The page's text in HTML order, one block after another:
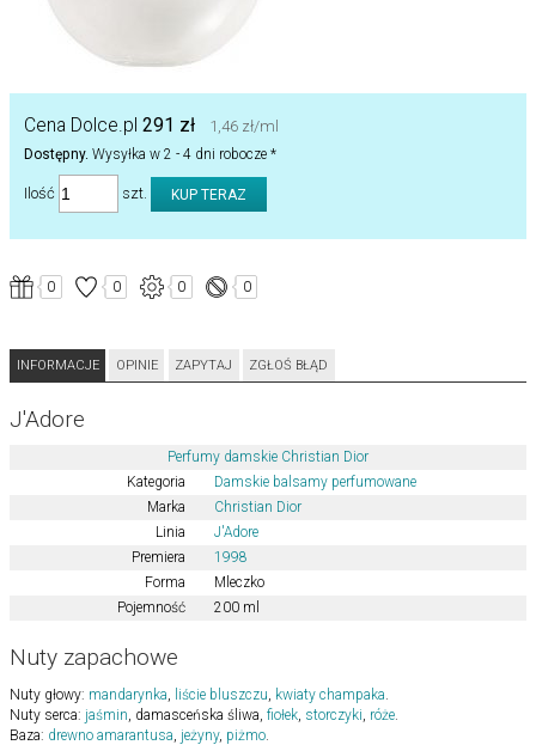
Cena Dolce.pl 291 zł 1,46 zł/ml
Dostępny. Wysyłka w 2 - 4 dni robocze *
Ilość szt.
0 0 0 0
INFORMACJE OPINIE ZAPYTAJ ZGŁOŚ BŁĄD
J'Adore
Perfumy damskie Christian Dior
Kategoria
Damskie balsamy perfumowane
Marka
Christian Dior
Linia
J'Adore
Premiera
1998
Forma
Mleczko
Pojemność
200 ml
Nuty zapachowe
Nuty głowy: mandarynka liście bluszczu kwiaty champaka
Nuty serca: jaśmin , damasceńska śliwa, fiołek storczyki róże
Baza: drewno amarantusa jeżyny, piżmo